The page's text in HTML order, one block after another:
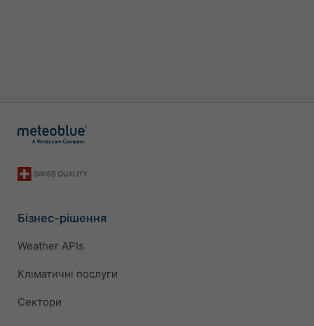
Бізнес-рішення
Weather APIs
Кліматичні послуги
Сектори